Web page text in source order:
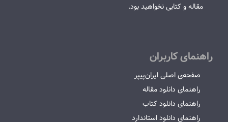
مقاله و کتابی نخواهید بود.
راهنمای کاربران
صفحه‌ی اصلی ایران‌پیپر
راهنمای دانلود مقاله
راهنمای دانلود کتاب
راهنمای دانلود استاندارد